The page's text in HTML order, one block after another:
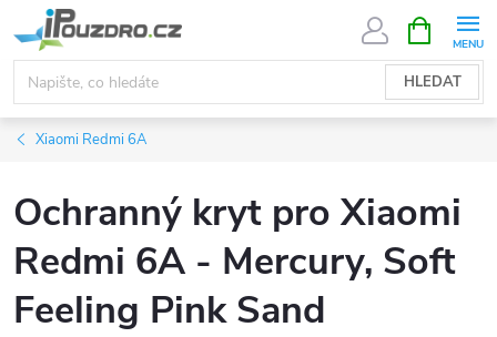
na
obsah
HLEDAT
NÁKUPNÍ
KOŠÍK
Xiaomi Redmi 6A
Ochranný kryt pro Xiaomi
Redmi 6A - Mercury, Soft
Feeling Pink Sand